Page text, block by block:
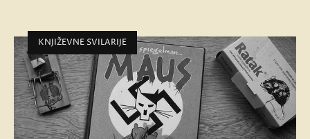
KNJIŽEVNE SVILARIJE